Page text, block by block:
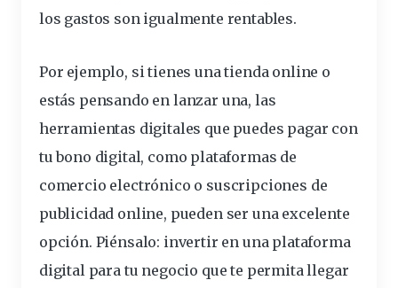
los gastos son igualmente rentables.
Por ejemplo, si tienes una tienda online o
estás pensando en lanzar una, las
herramientas digitales que puedes pagar con
tu bono digital, como plataformas de
comercio electrónico o suscripciones de
publicidad online, pueden ser una excelente
opción. Piénsalo: invertir en una plataforma
digital para tu negocio que te permita llegar